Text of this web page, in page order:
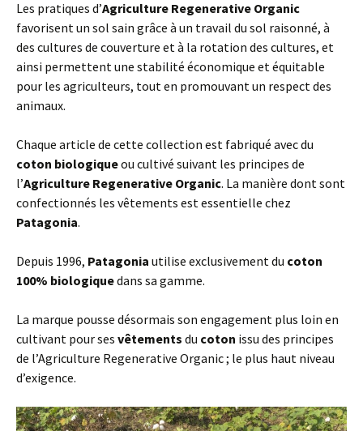
Les pratiques d’Agriculture Regenerative Organic
favorisent un sol sain grâce à un travail du sol raisonné, à
des cultures de couverture et à la rotation des cultures, et
ainsi permettent une stabilité économique et équitable
pour les agriculteurs, tout en promouvant un respect des
animaux.
Chaque article de cette collection est fabriqué avec du
coton biologiqueou cultivé suivant les principes de
l’Agriculture Regenerative Organic. La manière dont sont
confectionnés les vêtements est essentielle chez
Patagonia.
Depuis 1996, Patagonia utilise exclusivement du coton
100% biologiquedans sa gamme.
La marque pousse désormais son engagement plus loin en
cultivant pour ses vêtements du coton issu des principes
de l’Agriculture Regenerative Organic ; le plus haut niveau
d’exigence.